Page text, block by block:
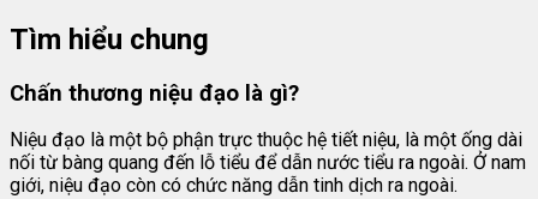
Tìm hiểu chung
Chấn thương niệu đạo là gì?
Niệu đạo là một bộ phận trực thuộc hệ tiết niệu, là một ống dài
nối từ bàng quang đến lỗ tiểu để dẫn nước tiểu ra ngoài. Ở nam
giới, niệu đạo còn có chức năng dẫn tinh dịch ra ngoài.